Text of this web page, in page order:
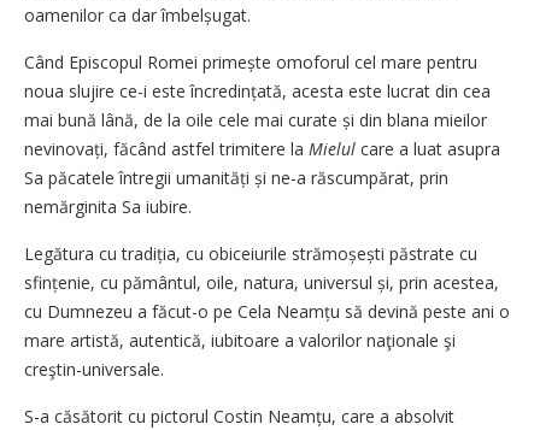
oamenilor ca dar îmbelșugat.
Când Episcopul Romei primește omoforul cel mare pentru
noua slujire ce-i este încredințată, acesta este lucrat din cea
mai bună lână, de la oile cele mai curate și din blana mieilor
nevinovați, făcând astfel trimitere la Mielul care a luat asupra
Sa păcatele întregii umani­tăți și ne-a răscumpărat, prin
nemărginita Sa iubire.
Legătura cu tradiția, cu obiceiurile strămoșești păstrate cu
sfințenie, cu pământul, oile, natura, universul și, prin acestea,
cu Dumnezeu a făcut-o pe Cela Neamțu să devină peste ani o
mare artistă, autentică, iubitoare a valorilor naţionale şi
creştin-universale.
S-a căsătorit cu pictorul Costin Neam­țu, care a absolvit